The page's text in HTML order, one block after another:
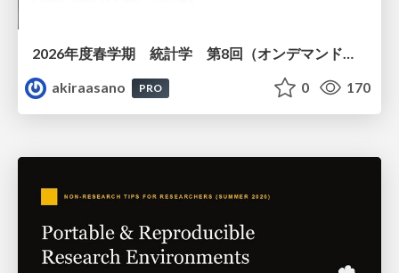
2026年度春学期 統計学 第8回（オンデマンド配信回） 演習（１）・問題に対する答案の書き方 (2026. 5. 21)
akiraasano
PRO 0 170